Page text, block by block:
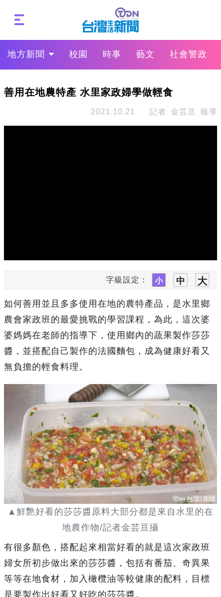
地方新聞 校園 時事 藝文 社會警政
善用在地農特產 水里家政婦學做輕食
2021.10.21 記者 金芸亘 報導
字級設定：
如何善用並且多多使用在地的農特產品，是水里鄉
農會家政班的最愛挑戰的學習課程，為此，這次婆
婆媽媽在老師的指導下，使用鄉內的蔬果製作莎莎
醬，並搭配自己製作的法國麵包，成為健康好看又
無負擔的輕食料理。
▲鮮艷好看的莎莎醬原料大部分都是來自水里的在
地農作物/記者金芸亘攝
有很多顏色，搭配起來相當好看的就是這次家政班
婦女所初步做出來的莎莎醬，包括有番茄、奇異果
等等在地食材，加入橄欖油等較健康的配料，目標
是要製作出好看又好吃的莎莎醬。